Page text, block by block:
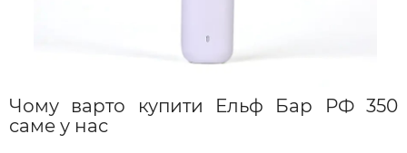
Чому варто купити Ельф Бар РФ 350
саме у нас